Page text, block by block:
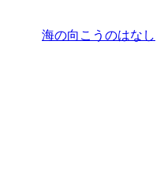
海の向こうのはなし